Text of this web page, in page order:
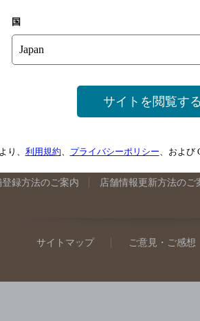
埼玉県のバー検索
登録方法のご案内 店舗情報更新方法のご
サイトマップ ご意見・ご感想
国
サイトを閲覧する
り、 利用規約、 プライバシーポリシー、および